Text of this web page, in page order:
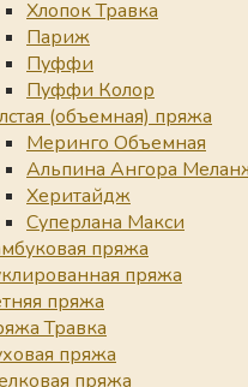
Хлопок Травка
Париж
Пуффи
Пуффи Колор
(объемная) пряжа
Меринго Объемная
Альпина Ангора
Херитайдж
Суперлана Макси
пряжа
пряжа
пряжа
Травка
пряжа
пряжа